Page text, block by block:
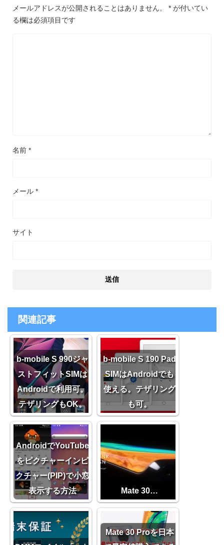
メールアドレスが公開されることはありません。 * が付いてい
る欄は必須項目です
名前 *
メール *
サイト
関連記事
b-mobile S 990ジャ
ストフィットSIMは
Androidで利用可。
テザリングもOK。
b-mobile S 190 Pad
SIMはAndroidでも
使える。テザリング
も可。
AndroidでYouTube
をピクチャーインピ
クチャー(PIP)で小窓
表示する方法
Mate 30…
Mate 30 Proを日本